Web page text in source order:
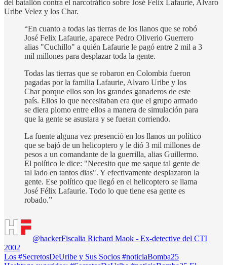
del batallón contra el narcotráfico sobre José Felix Lafaurie, Alvaro
Uribe Velez y los Char.
“En cuanto a todas las tierras de los llanos que se robó
José Felix Lafaurie, aparece Pedro Oliverio Guerrero
alias "Cuchillo" a quién Lafaurie le pagó entre 2 mil a 3
mil millones para desplazar toda la gente.
Todas las tierras que se robaron en Colombia fueron
pagadas por la familia Lafaurie, Alvaro Uribe y los
Char porque ellos son los grandes ganaderos de este
país. Ellos lo que necesitaban era que el grupo armado
se diera plomo entre ellos a manera de simulación para
que la gente se asustara y se fueran corriendo.
La fuente alguna vez presenció en los llanos un político
que se bajó de un helicoptero y le dió 3 mil millones de
pesos a un comandante de la guerrilla, alias Guillermo.
El político le dice: "Necesito que me saque tal gente de
tal lado en tantos dias". Y efectivamente desplazaron la
gente. Ese político que llegó en el helicoptero se llama
José Félix Lafaurie. Todo lo que tiene esa gente es
robado.”
@hackerFiscalia Richard Maok - Ex-detective del CTI
2002
Los #SecretosDeUribe y Sus Socios #noticiaBomba25